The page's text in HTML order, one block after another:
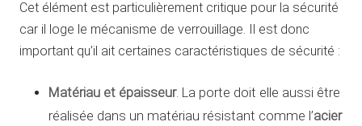
Cet élément est particulièrement critique pour la sécurité
car il loge le mécanisme de verrouillage. Il est donc
important qu’il ait certaines caractéristiques de sécurité :
Matériau et épaisseur. La porte doit elle aussi être
réalisée dans un matériau résistant comme l’acier